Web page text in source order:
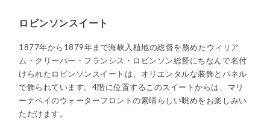
ロビンソンスイート
1877年から1879年まで海峡入植地の総督を務めたウィリア
ム・クリーバー・フランシス・ロビンソン総督にちなんで名付
けられたロビンソンスイートは、オリエンタルな装飾とパネル
で飾られています。4階に位置するこのスイートからは、マリ
ーナベイのウォーターフロントの素晴らしい眺めをお楽しみい
ただけます。